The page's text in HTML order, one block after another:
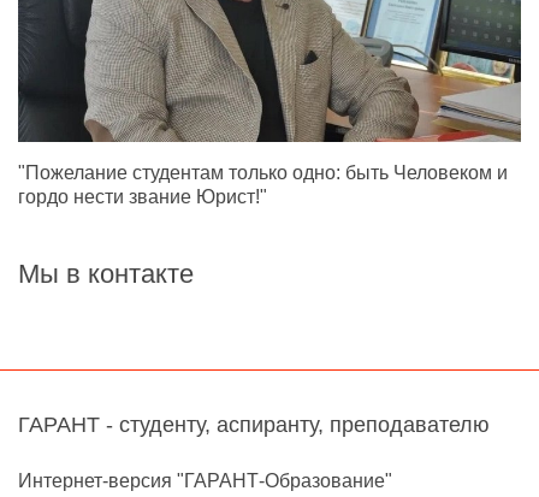
"Пожелание студентам только одно: быть Человеком и
гордо нести звание Юрист!"
Мы в контакте
ГАРАНТ - студенту, аспиранту, преподавателю
Интернет-версия "ГАРАНТ-Образование"